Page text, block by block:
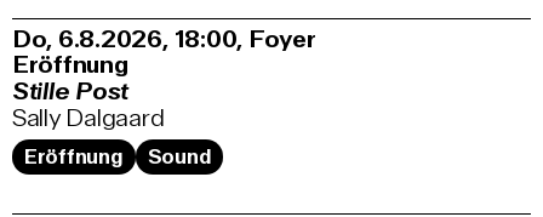
Do, 6.8.2026 18:00, Foyer
Eröffnung
Stille Post
Sally Dalgaard
Eröffnung Sound